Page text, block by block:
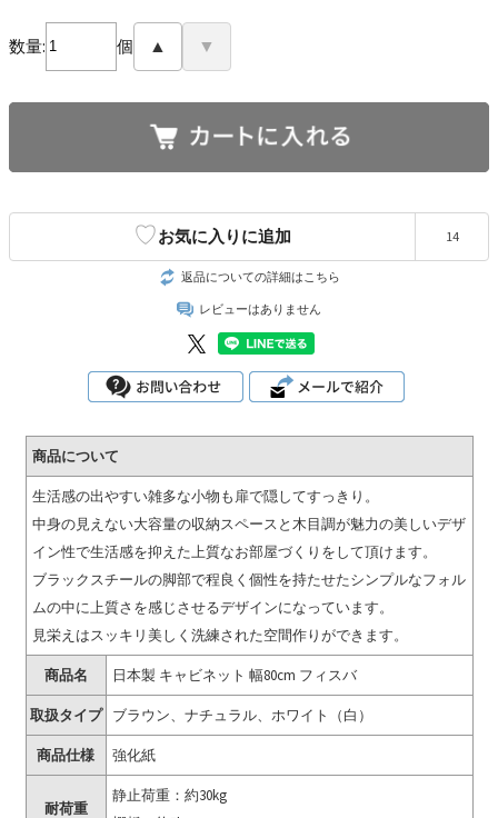
数量: 個 ▲ ▼
♡お気に入りに追加 14
返品についての詳細はこちら
レビューはありません
商品について
生活感の出やすい雑多な小物も扉で隠してすっきり。
中身の見えない大容量の収納スペースと木目調が魅力の美しいデザ
イン性で生活感を抑えた上質なお部屋づくりをして頂けます。
ブラックスチールの脚部で程良く個性を持たせたシンプルなフォル
ムの中に上質さを感じさせるデザインになっています。
見栄えはスッキリ美しく洗練された空間作りができます。
商品名 日本製 キャビネット 幅80cm フィスバ
取扱タイプ ブラウン、ナチュラル、ホワイト（白）
商品仕様 強化紙
耐荷重
静止荷重：約30kg